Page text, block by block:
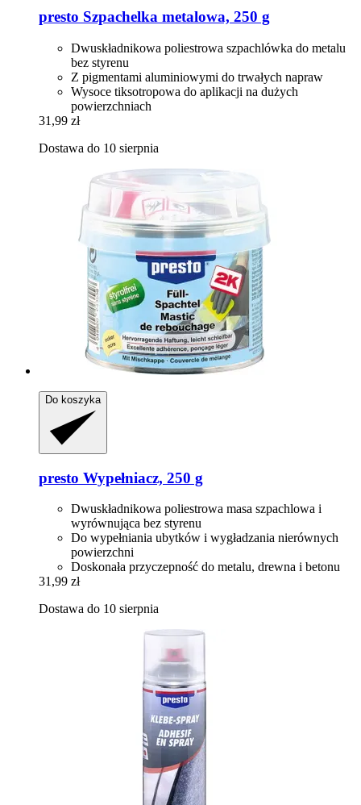
presto Szpachelka metalowa, 250 g
Dwuskładnikowa poliestrowa szpachlówka do metalu
bez styrenu
Z pigmentami aluminiowymi do trwałych napraw
Wysoce tiksotropowa do aplikacji na dużych
powierzchniach
31,99 zł
Dostawa do 10 sierpnia
Do koszyka
presto Wypełniacz, 250 g
Dwuskładnikowa poliestrowa masa szpachlowa i
wyrównująca bez styrenu
Do wypełniania ubytków i wygładzania nierównych
powierzchni
Doskonała przyczepność do metalu, drewna i betonu
31,99 zł
Dostawa do 10 sierpnia